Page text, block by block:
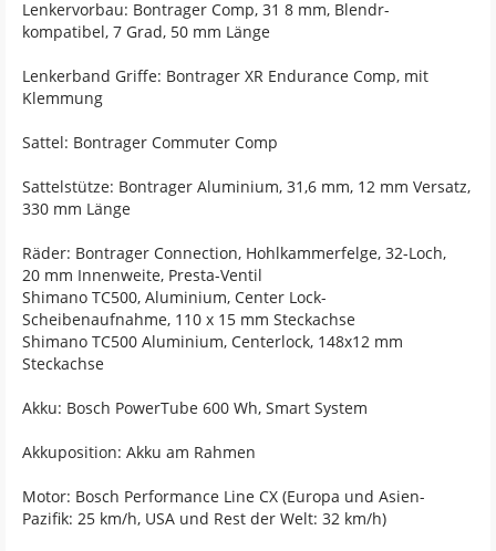
Lenkervorbau: Bontrager Comp, 31 8 mm, Blendr-
kompatibel, 7 Grad, 50 mm Länge
Lenkerband Griffe: Bontrager XR Endurance Comp, mit
Klemmung
Sattel: Bontrager Commuter Comp
Sattelstütze: Bontrager Aluminium, 31,6 mm, 12 mm Versatz,
330 mm Länge
Räder: Bontrager Connection, Hohlkammerfelge, 32-Loch,
20 mm Innenweite, Presta-Ventil
Shimano TC500, Aluminium, Center Lock-
Scheibenaufnahme, 110 x 15 mm Steckachse
Shimano TC500 Aluminium, Centerlock, 148x12 mm
Steckachse
Akku: Bosch PowerTube 600 Wh, Smart System
Akkuposition: Akku am Rahmen
Motor: Bosch Performance Line CX (Europa und Asien-
Pazifik: 25 km/h, USA und Rest der Welt: 32 km/h)